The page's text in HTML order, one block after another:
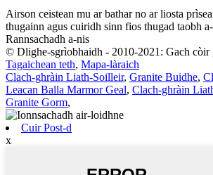
Airson ceistean mu ar bathar no ar liosta
thugainn agus cuiridh sinn fios thugad taobh
Rannsachadh a-nis
© Dlighe-sgrìobhaidh - 2010-2021: Gach còir
Tagaichean teth, Mapa-làraich
Clach-ghràin Liath-Soilleir, Granite Buidhe,
Leacan Balla Marmor Geal, Clach-ghràin
Granite Gorm,
Cuir Post-d
x